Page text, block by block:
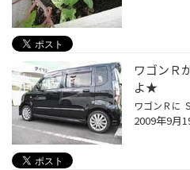
ワゴンＲ
よ★
2009年9月